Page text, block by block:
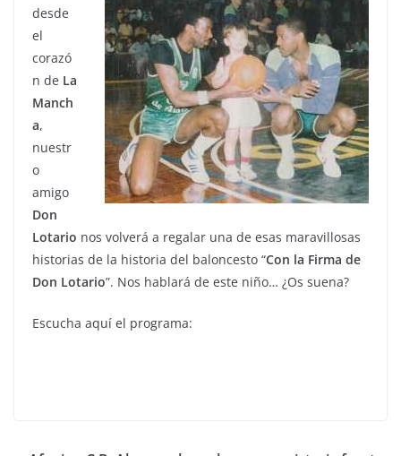
desde
el
corazó
n de La
Manch
a,
nuestr
o
amigo
Don
Lotario nos volverá a regalar una de esas maravillosas
historias de la historia del baloncesto “Con la Firma de
Don Lotario”. Nos hablará de este niño… ¿Os suena?
Escucha aquí el programa: